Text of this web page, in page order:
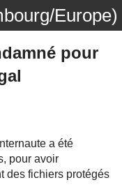
Europe)
pour
a été
pour avoir
des fichiers protégés